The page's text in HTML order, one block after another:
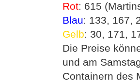
Rot: 615
Blau: 133, 167,
Gelb: 30, 171,
Die Preise
und am
Containern des